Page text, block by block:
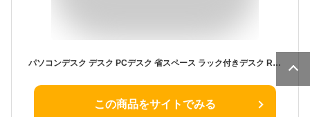
パソコンデスク デスク PCデスク 省スペース ラック付きデスク RTPCD-1200 勉強机 大人 ラック テーブル シンプル ラック 棚 インテリア テーブル スチール テレワーク 在宅勤務 在宅ワーク 在宅 送料無料【D】
この商品をサイトでみる